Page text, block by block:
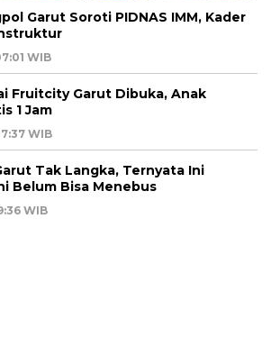
Garut Soroti PIDNAS IMM, Kader
WIB
Fruitcity Garut Dibuka, Anak
1 Jam
WIB
Tak Langka, Ternyata Ini
Belum Bisa Menebus
WIB